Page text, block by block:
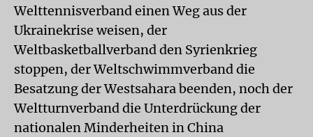
Welttennisverband einen Weg aus der
Ukrainekrise weisen, der
Weltbasketballverband den Syrienkrieg
stoppen, der Weltschwimmverband die
Besatzung der Westsahara beenden, noch der
Weltturnverband die Unterdrückung der
nationalen Minderheiten in China